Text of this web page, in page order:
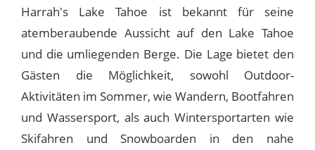
Harrah's Lake Tahoe ist bekannt für seine
atemberaubende Aussicht auf den Lake Tahoe
und die umliegenden Berge. Die Lage bietet den
Gästen die Möglichkeit, sowohl Outdoor-
Aktivitäten im Sommer, wie Wandern, Bootfahren
und Wassersport, als auch Wintersportarten wie
Skifahren und Snowboarden in den nahe